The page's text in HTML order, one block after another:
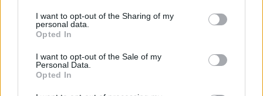
I want to opt-out of the Sharing of my
personal data.
Opted In
I want to opt-out of the Sale of my
Personal Data.
Opted In